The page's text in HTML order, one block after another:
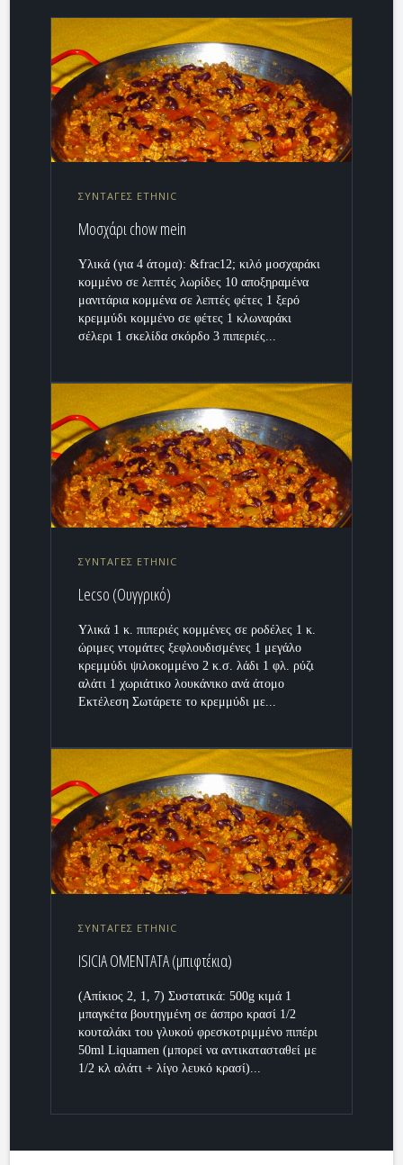
ΣΥΝΤΑΓΕΣ ETHNIC
Μοσχάρι chow mein
Υλικά (για 4 άτομα): &frac12; κιλό μοσχαράκι
κομμένο σε λεπτές λωρίδες 10 αποξηραμένα
μανιτάρια κομμένα σε λεπτές φέτες 1 ξερό
κρεμμύδι κομμένο σε φέτες 1 κλωναράκι
σέλερι 1 σκελίδα σκόρδο 3 πιπεριές...
ΣΥΝΤΑΓΕΣ ETHNIC
Lecso (Ουγγρικό)
Υλικά 1 κ. πιπεριές κομμένες σε ροδέλες 1 κ.
ώριμες ντομάτες ξεφλουδισμένες 1 μεγάλο
κρεμμύδι ψιλοκομμένο 2 κ.σ. λάδι 1 φλ. ρύζι
αλάτι 1 χωριάτικο λουκάνικο ανά άτομο
Εκτέλεση Σωτάρετε το κρεμμύδι με...
ΣΥΝΤΑΓΕΣ ETHNIC
ISICIA OMENTATA (μπιφτέκια)
(Απίκιος 2, 1, 7) Συστατικά: 500g κιμά 1
μπαγκέτα βουτηγμένη σε άσπρο κρασί 1/2
κουταλάκι του γλυκού φρεσκοτριμμένο πιπέρι
50ml Liquamen (μπορεί να αντικατασταθεί με
1/2 κλ αλάτι + λίγο λευκό κρασί)...